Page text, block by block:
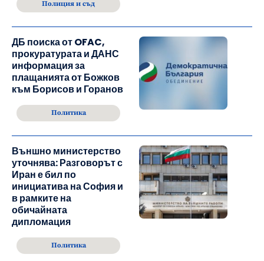
Полиция и съд
ДБ поиска от OFAC,
прокуратурата и ДАНС
информация за
плащанията от Божков
към Борисов и Горанов
Политика
Външно министерство
уточнява: Разговорът с
Иран е бил по
инициатива на София и
в рамките на
обичайната
дипломация
Политика